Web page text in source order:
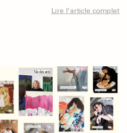
Lire l’article complet